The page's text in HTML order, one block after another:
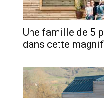
Une famille de 5
dans cette